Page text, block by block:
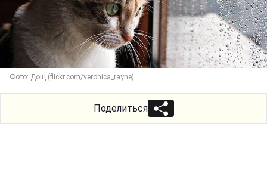
Фото: Дощ (flickr.com/veronica_rayne)
Поделиться